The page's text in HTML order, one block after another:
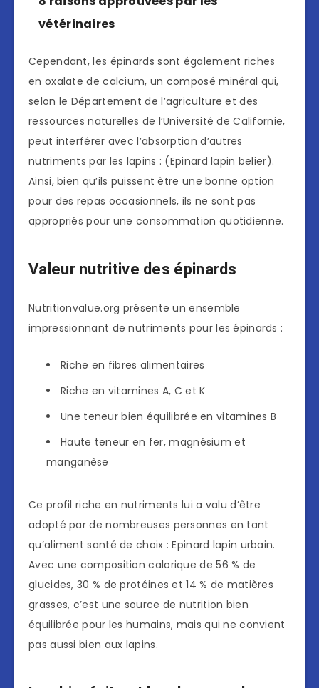
vétérinaires
Cependant, les épinards sont également riches
en oxalate de calcium, un composé minéral qui,
selon le Département de l’agriculture et des
ressources naturelles de l’Université de Californie,
peut interférer avec l’absorption d’autres
nutriments par les lapins : (Epinard lapin belier).
Ainsi, bien qu’ils puissent être une bonne option
pour des repas occasionnels, ils ne sont pas
appropriés pour une consommation quotidienne.
Valeur nutritive des épinards
Nutritionvalue.org présente un ensemble
impressionnant de nutriments pour les épinards :
Riche en fibres alimentaires
Riche en vitamines A, C et K
Une teneur bien équilibrée en vitamines B
Haute teneur en fer, magnésium et
manganèse
Ce profil riche en nutriments lui a valu d’être
adopté par de nombreuses personnes en tant
qu’aliment santé de choix : Epinard lapin urbain.
Avec une composition calorique de 56 % de
glucides, 30 % de protéines et 14 % de matières
grasses, c’est une source de nutrition bien
équilibrée pour les humains, mais qui ne convient
pas aussi bien aux lapins.